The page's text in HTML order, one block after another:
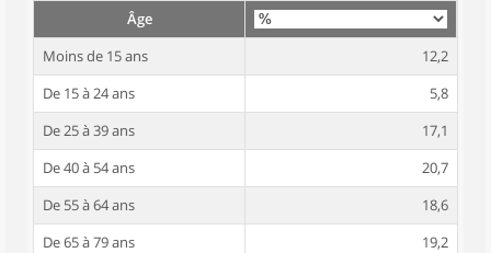
Âge
Moins de 15 ans
12,2
De 15 à 24 ans
5,8
De 25 à 39 ans
17,1
De 40 à 54 ans
20,7
De 55 à 64 ans
18,6
De 65 à 79 ans
19,2